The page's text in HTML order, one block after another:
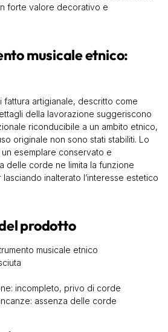
forte valore decorativo e
musicale etnico:
fattura artigianale, descritto come
della lavorazione suggeriscono
riconducibile a un ambito etnico,
originale non sono stati stabiliti. Lo
esemplare conservato e
delle corde ne limita la funzione
lasciando inalterato l’interesse estetico
prodotto
musicale etnico
incompleto, privo di corde
assenza delle corde